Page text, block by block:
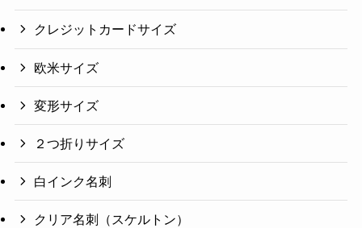
クレジットカードサイズ
欧米サイズ
変形サイズ
２つ折りサイズ
白インク名刺
クリア名刺（スケルトン）